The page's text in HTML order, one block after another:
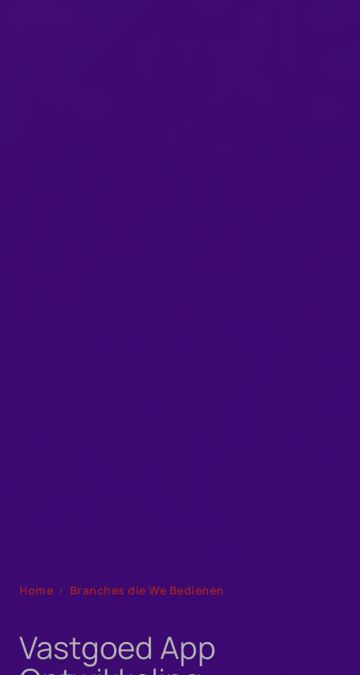
Home Branches die We Bedienen
Vastgoed App